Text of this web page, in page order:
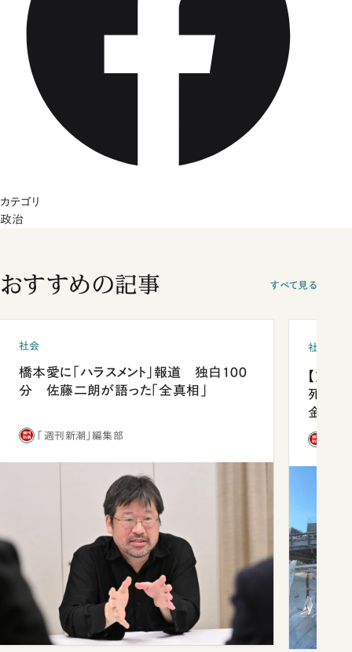
カテゴリ
政治
おすすめの記事 すべて見る
社会
橋本愛に「ハラスメント」報道 独白100
分 佐藤二朗が語った「全真相」
「週刊新潮」編集部
社会
【熊本
死を分
金」